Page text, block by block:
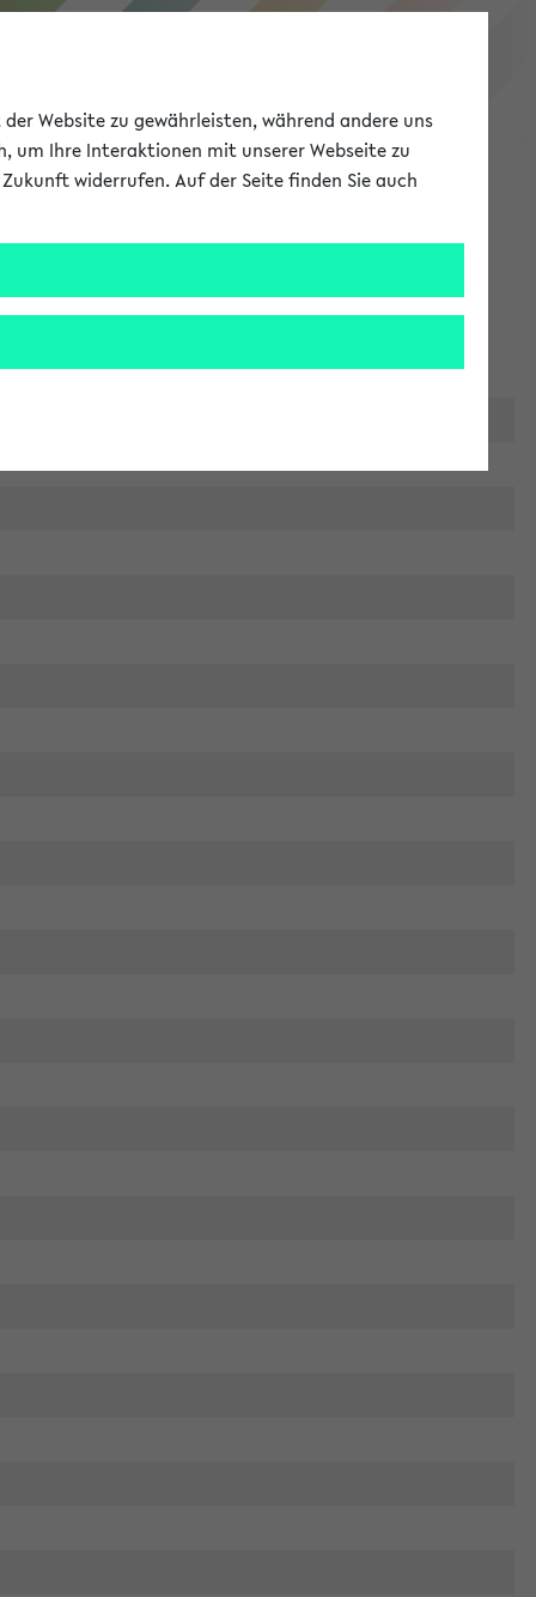
eKVV
Website zu gewährleisten, während andere uns
um Ihre Interaktionen mit unserer Webseite zu
widerrufen. Auf der Seite finden Sie auch